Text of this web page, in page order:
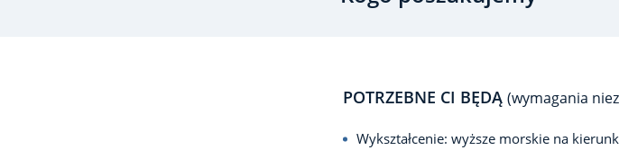
POTRZEBNE CI BĘDĄ (wymagania
Wykształcenie: wyższe morskie na